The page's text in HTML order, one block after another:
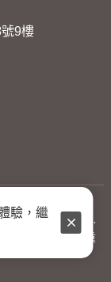
號9樓
Rights Reserved.
載或以任何方式重
驗，繼